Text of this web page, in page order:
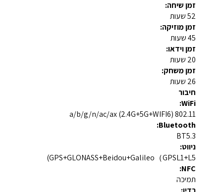
זמן שיחה:
52 שעות
זמן מוזיקה:
45 שעות
זמן וידאו:
20 שעות
זמן משחק:
26 שעות
חיבור
WiFi:
802.11 a/b/g/n/ac/ax (2.4G+5G+WIFI6)
Bluetooth:
BT5.3
ניווט:
GPS+GLONASS+Beidou+Galileo（GPSL1+L5)
NFC:
תמיכה